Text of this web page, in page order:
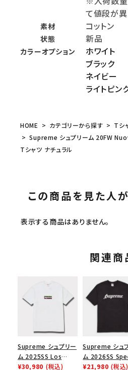
て値段が異
素材 コットン
状態 新品
カラーオプション
ホワイト
ブラック
ネイビー
ライトピン
HOME カテゴリーから探す
Tシ
Supreme シュプリーム 20FW
Tシャツ ナチュラル
この商品を見た人
表示する商品はありません。
関連商
Supreme シュプリー
ム 2025SS Los
Angeles Fire Relief
¥30,980 (税込)
Supreme シュ
ム 2026SS
Tee スピードT
¥21,980 (税込)